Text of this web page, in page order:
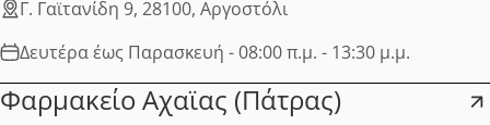
Γ. Γαϊτανίδη 9, 28100, Αργοστόλι
Δευτέρα έως Παρασκευή - 08:00 π.μ. - 13:30 μ.μ.
Φαρμακείο Αχαϊας (Πάτρας)